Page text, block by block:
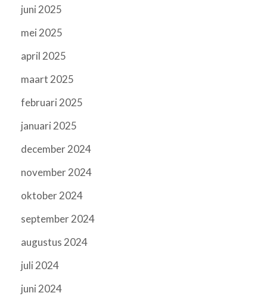
juni 2025
mei 2025
april 2025
maart 2025
februari 2025
januari 2025
december 2024
november 2024
oktober 2024
september 2024
augustus 2024
juli 2024
juni 2024